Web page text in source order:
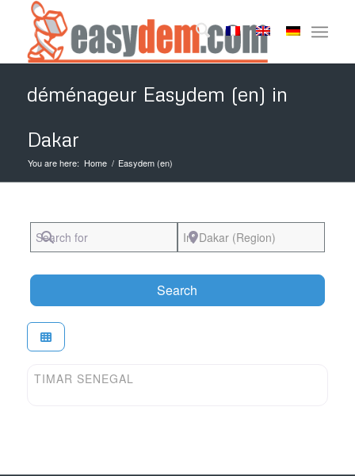
déménageur Easydem (en) in
Dakar
You are here: Home / Easydem (en)
Search for Near
Search
Easydem (en)
TIMAR SENEGAL